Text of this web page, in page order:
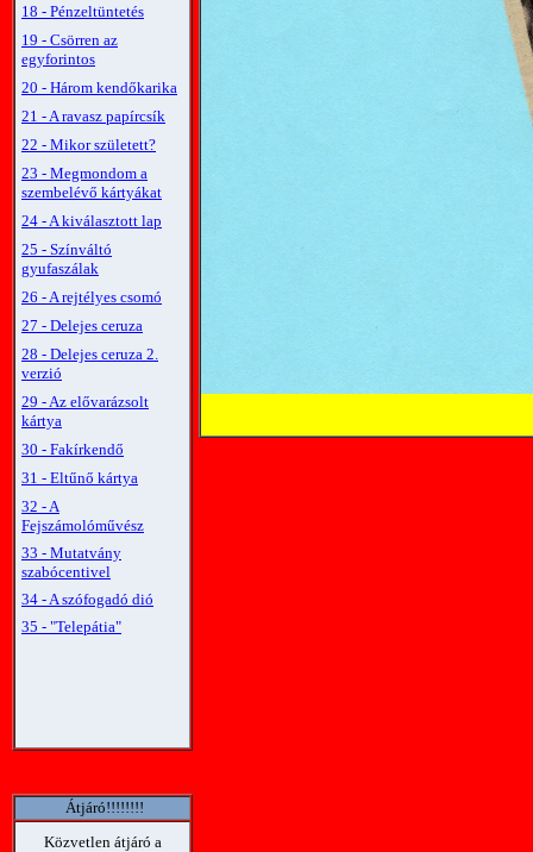
18 - Pénzeltüntetés
19 - Csörren az
egyforintos
20 - Három kendőkarika
21 - A ravasz papírcsík
22 - Mikor született?
23 - Megmondom a
szembelévő kártyákat
24 - A kiválasztott lap
25 - Színváltó
gyufaszálak
26 - A rejtélyes csomó
27 - Delejes ceruza
28 - Delejes ceruza 2.
verzió
29 - Az elővarázsolt
kártya
30 - Fakírkendő
31 - Eltűnő kártya
32 - A
Fejszámolóművész
33 - Mutatvány
szabócentivel
34 - A szófogadó dió
35 - "Telepátia"
Átjáró!!!!!!!!
Közvetlen átjáró a